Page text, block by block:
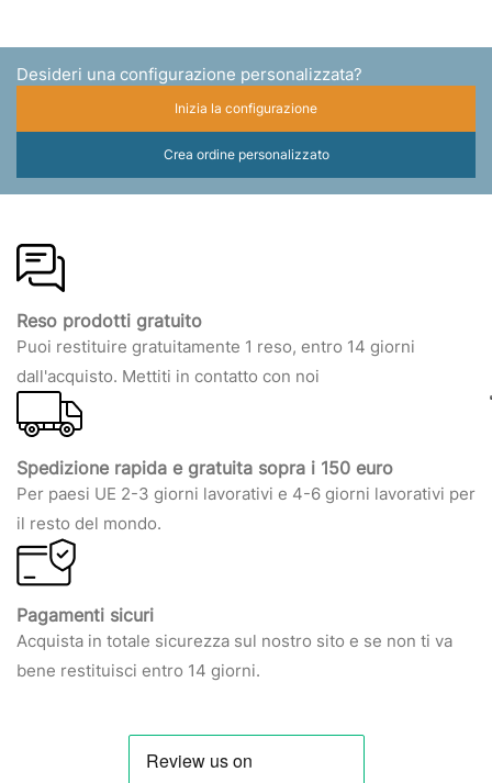
Desideri una configurazione personalizzata?
Inizia la configurazione
Crea ordine personalizzato
Reso prodotti gratuito
Puoi restituire gratuitamente 1 reso, entro 14 giorni
dall'acquisto. Mettiti in contatto con noi
Spedizione rapida e gratuita sopra i 150 euro
Per paesi UE 2-3 giorni lavorativi e 4-6 giorni lavorativi per
il resto del mondo.
Pagamenti sicuri
Acquista in totale sicurezza sul nostro sito e se non ti va
bene restituisci entro 14 giorni.